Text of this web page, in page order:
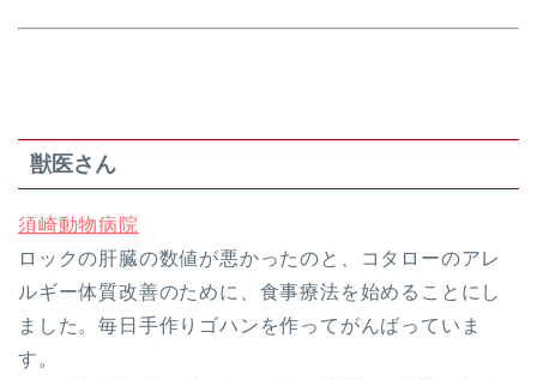
獣医さん
須崎動物病院
ロックの肝臓の数値が悪かったのと、コタローのアレ
ルギー体質改善のために、食事療法を始めることにし
ました。毎日手作りゴハンを作ってがんばっていま
す。